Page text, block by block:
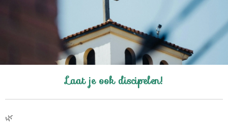
Laat je ook discipelen!
🌿